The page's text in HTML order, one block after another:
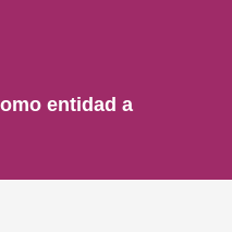
entidad a